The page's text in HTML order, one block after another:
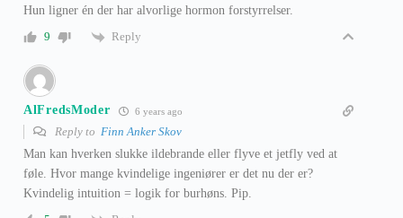
Hun ligner én der har alvorlige hormon forstyrrelser.
9
Reply
AlFredsModer 6 years ago
Reply to Finn Anker Skov
Man kan hverken slukke ildebrande eller flyve et jetfly ved at
føle. Hvor mange kvindelige ingeniører er det nu der er?
Kvindelig intuition = logik for burhøns. Pip.